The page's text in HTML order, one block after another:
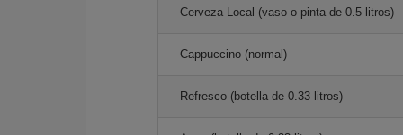
Cerveza Local (vaso o pinta de 0.5 litros)
Cappuccino (normal)
Refresco (botella de 0.33 litros)